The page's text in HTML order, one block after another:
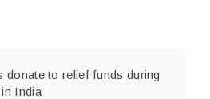
donate to relief funds during
India